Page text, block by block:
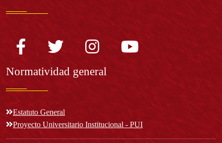
Normatividad general
Estatuto General
Proyecto Universitario Institucional - PUI